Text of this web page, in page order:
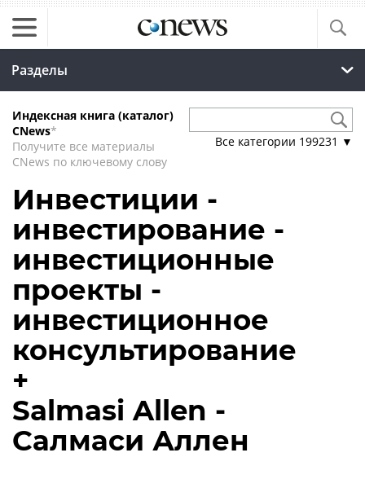
Разделы
Индексная книга (каталог)
CNews*
Получите все материалы
CNews по ключевому слову
Все категории 199231 ▼
Инвестиции -
инвестирование -
инвестиционные
проекты -
инвестиционное
консультирование
+
Salmasi Allen -
Салмаси Аллен